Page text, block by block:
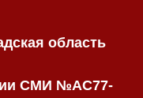
область
СМИ №AC77-